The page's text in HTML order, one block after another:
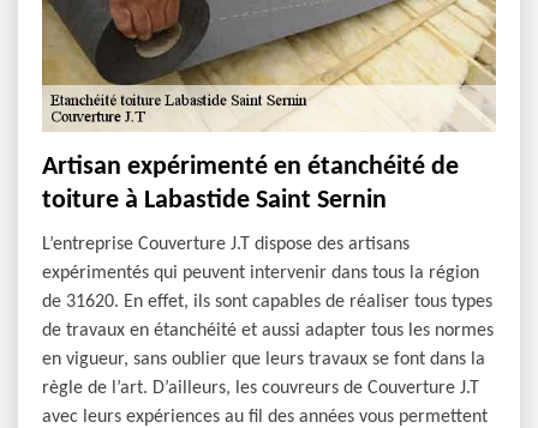
Artisan expérimenté en étanchéité de
toiture à Labastide Saint Sernin
L’entreprise Couverture J.T dispose des artisans
expérimentés qui peuvent intervenir dans tous la région
de 31620. En effet, ils sont capables de réaliser tous types
de travaux en étanchéité et aussi adapter tous les normes
en vigueur, sans oublier que leurs travaux se font dans la
règle de l’art. D’ailleurs, les couvreurs de Couverture J.T
avec leurs expériences au fil des années vous permettent